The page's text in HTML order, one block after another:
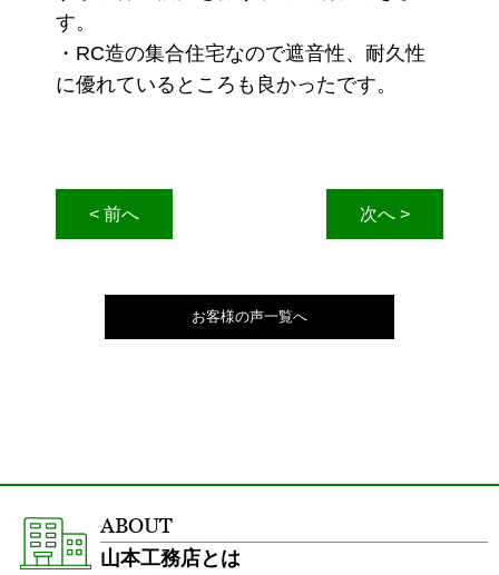
す。
・RC造の集合住宅なので遮音性、耐久性
に優れているところも良かったです。
次へ >
< 前へ
お客様の声一覧へ
ABOUT
山本工務店とは